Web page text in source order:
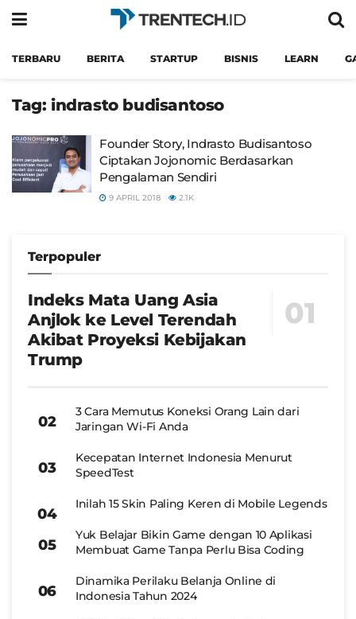
TERBARU BERITA STARTUP BISNIS LEARN
Tag: indrasto budisantoso
Founder Story, Indrasto Budisantoso
Ciptakan Jojonomic Berdasarkan
Pengalaman Sendiri
9 APRIL 2018 2.1K
Terpopuler
Indeks Mata Uang Asia
Anjlok ke Level Terendah
Akibat Proyeksi Kebijakan
Trump
3 Cara Memutus Koneksi Orang Lain dari
Jaringan Wi-Fi Anda
Kecepatan Internet Indonesia Menurut
SpeedTest
Inilah 15 Skin Paling Keren di Mobile Legends
Yuk Belajar Bikin Game dengan 10 Aplikasi
Membuat Game Tanpa Perlu Bisa Coding
Dinamika Perilaku Belanja Online di
Indonesia Tahun 2024